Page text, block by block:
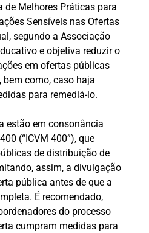
de Melhores Práticas para
Sensíveis nas Ofertas
segundo a Associação
e objetiva reduzir o
em ofertas públicas
como, caso haja
para remediá-lo.
estão em consonância
(“ICVM 400”), que
de distribuição de
assim, a divulgação
pública antes de que a
É recomendado,
do processo
cumpram medidas para